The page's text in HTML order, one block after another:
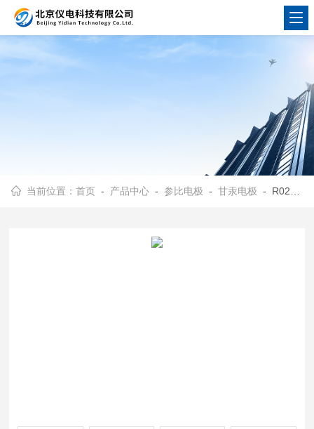
当前位置：首页 - 产品中心 -参比电极 -甘汞电极 - R0232甘汞电极